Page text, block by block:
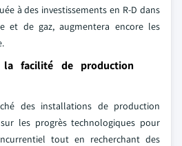
à des investissements en R-D dans
et de gaz, augmentera encore les
facilité de production
des installations de production
les progrès technologiques pour
tout en recherchant des